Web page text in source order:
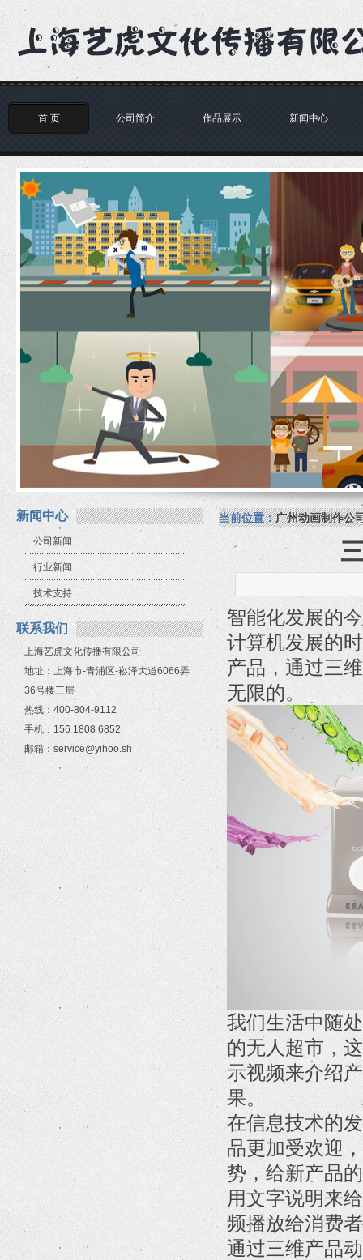
首 页 公司简介 作品展示 新闻中心
新闻中心
公司新闻
行业新闻
技术支持
联系我们
上海艺虎文化传播有限公司
地址：上海市-青浦区-崧泽大道6066弄
36号楼三层
热线：400-804-9112
手机：156 1808 6852
邮箱：service@yihoo.sh
当前位置：广州动画制作公
智能化发展的
计算机发展的
产品，通过三
无限的。
我们生活中随
的无人超市，
示视频来介绍
果。
在信息技术的
品更加受欢迎
势，给新产品
用文字说明来
频播放给消费
通过三维产品